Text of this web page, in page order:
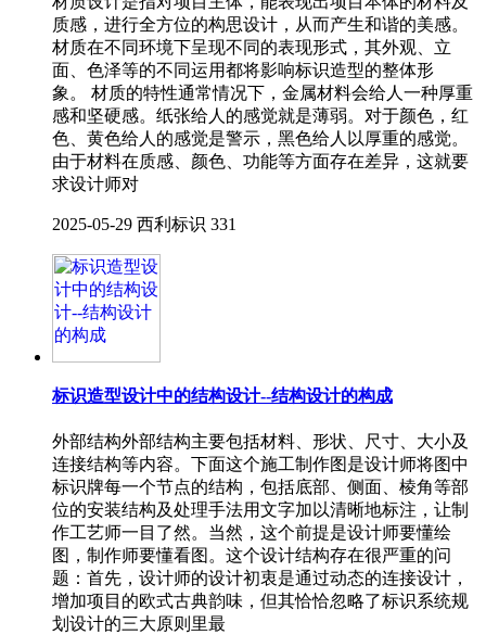
质感，进行全方位的构思设计，从而产生和谐的美感。
材质在不同环境下呈现不同的表现形式，其外观、立
面、色泽等的不同运用都将影响标识造型的整体形
象。 材质的特性通常情况下，金属材料会给人一种厚重
感和坚硬感。纸张给人的感觉就是薄弱。对于颜色，红
色、黄色给人的感觉是警示，黑色给人以厚重的感觉。
由于材料在质感、颜色、功能等方面存在差异，这就要
求设计师对
2025-05-29 西利标识 331
标识造型设计中的结构设计--结构设计的构成
外部结构外部结构主要包括材料、形状、尺寸、大小及
连接结构等内容。下面这个施工制作图是设计师将图中
标识牌每一个节点的结构，包括底部、侧面、棱角等部
位的安装结构及处理手法用文字加以清晰地标注，让制
作工艺师一目了然。当然，这个前提是设计师要懂绘
图，制作师要懂看图。这个设计结构存在很严重的问
题：首先，设计师的设计初衷是通过动态的连接设计，
增加项目的欧式古典韵味，但其恰恰忽略了标识系统规
划设计的三大原则里最